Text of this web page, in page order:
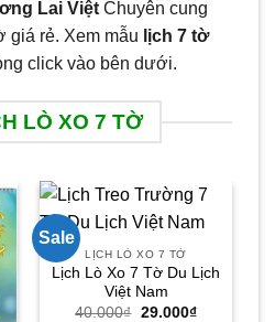
Lai Việt Chuyên cung
giá rẻ. Xem mẫu lịch 7 tờ
click vào bên dưới.
LÒ XO 7 TỜ
Sale
LỊCH LÒ XO 7 TỜ
Lịch Lò Xo 7 Tờ Du Lịch
Việt Nam
40.000₫ Giá
29.000₫Giá